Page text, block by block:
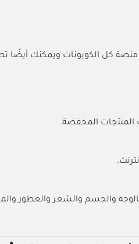
كل الكوبونات ويمكنك
والجسم والشعر والعطور